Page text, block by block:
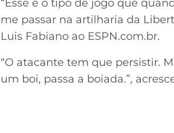
“Esse é o tipo de jogo que
me passar na artilharia da
Luis Fabiano ao ESPN.com.br.
“O atacante tem que persistir.
um boi, passa a boiada.”,